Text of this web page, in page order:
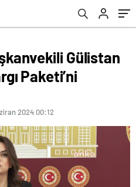
Gülistan
Paketi’ni
2024 00:12
katıldı